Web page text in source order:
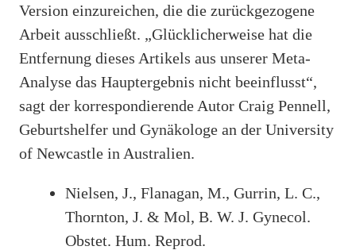
Version einzureichen, die die zurückgezogene
Arbeit ausschließt. „Glücklicherweise hat die
Entfernung dieses Artikels aus unserer Meta-
Analyse das Hauptergebnis nicht beeinflusst“,
sagt der korrespondierende Autor Craig Pennell,
Geburtshelfer und Gynäkologe an der University
of Newcastle in Australien.
Nielsen, J., Flanagan, M., Gurrin, L. C.,
Thornton, J. & Mol, B. W. J. Gynecol.
Obstet. Hum. Reprod.